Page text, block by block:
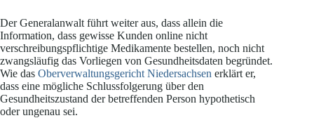
Der Generalanwalt führt weiter aus, dass allein die
Information, dass gewisse Kunden online nicht
verschreibungspflichtige Medikamente bestellen, noch nicht
zwangsläufig das Vorliegen von Gesundheitsdaten begründet.
Wie das Oberverwaltungsgericht Niedersachsen erklärt er,
dass eine mögliche Schlussfolgerung über den
Gesundheitszustand der betreffenden Person hypothetisch
oder ungenau sei.